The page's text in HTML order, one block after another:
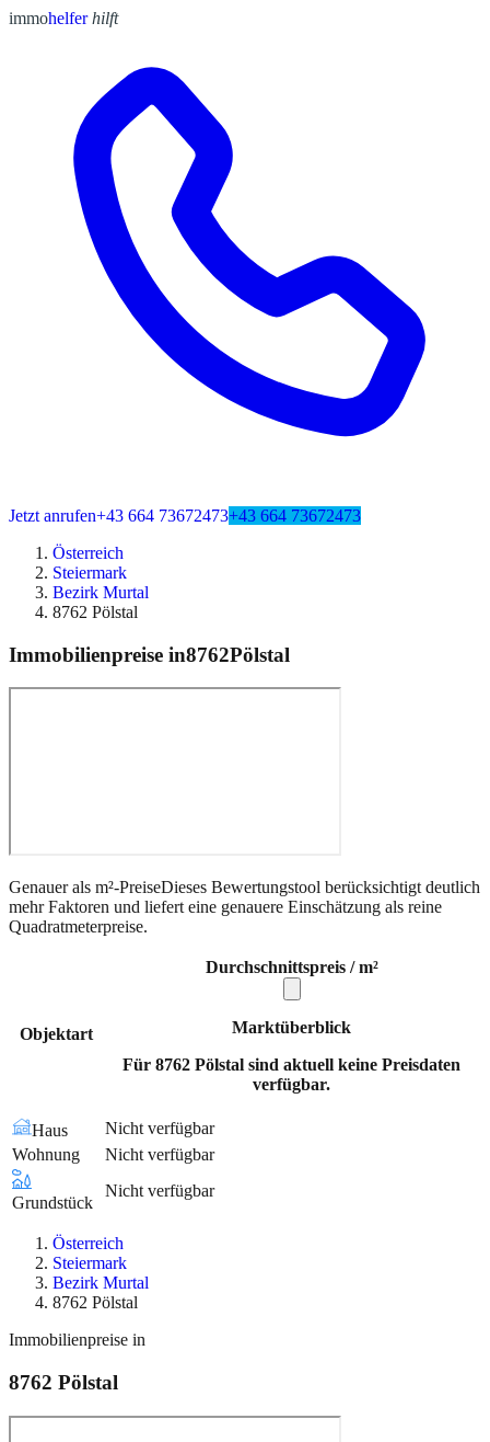
immohelfer hilft
Jetzt anrufen+43 664 73672473+43 664 73672473
Österreich
Steiermark
Bezirk Murtal
8762 Pölstal
Immobilienpreise in8762Pölstal
Genauer als m²-PreiseDieses Bewertungstool berücksichtigt deutlich
mehr Faktoren und liefert eine genauere Einschätzung als reine
Quadratmeterpreise.
Objektart
Durchschnittspreis / m²
Marktüberblick
Für 8762 Pölstal sind aktuell keine Preisdaten
verfügbar.
Haus
Nicht verfügbar
Wohnung
Nicht verfügbar
Grundstück
Nicht verfügbar
Österreich
Steiermark
Bezirk Murtal
8762 Pölstal
Immobilienpreise in
8762 Pölstal